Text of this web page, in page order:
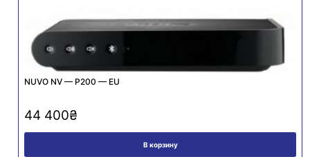
NUVO NV — P200 — EU
44 400₴
В корзину